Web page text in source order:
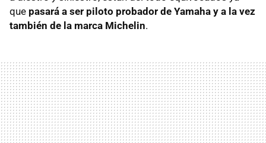
que pasará a ser piloto probador de Yamaha y a la vez
también de la marca Michelin.